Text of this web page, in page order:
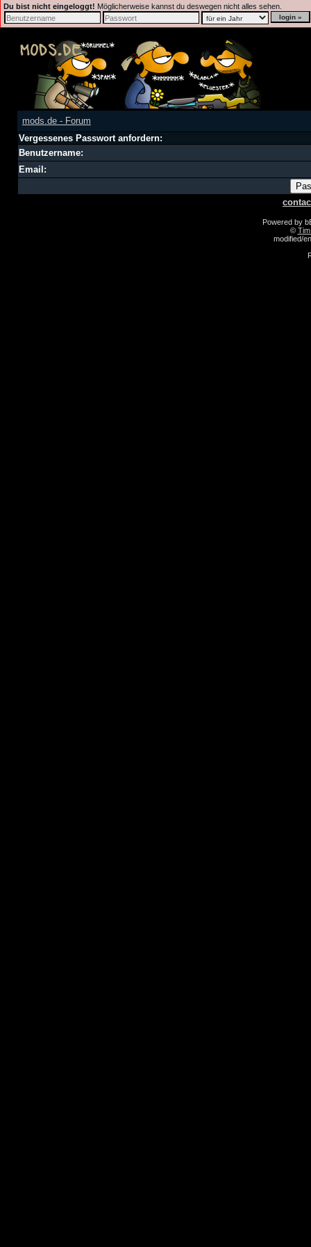
Du bist nicht eingeloggt! Möglicherweise kannst du deswegen nicht alles sehen.
mods.de - Forum
Vergessenes Passwort anfordern:
Benutzername:
Email:
Powered by
©
modified/